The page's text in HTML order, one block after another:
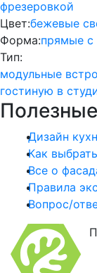
фрезеровкой
Цвет:бежевые
Форма:прямые с
Тип:
модульные
гостиную в
Дизайн
Как
Все о
Правила
Вопрос/